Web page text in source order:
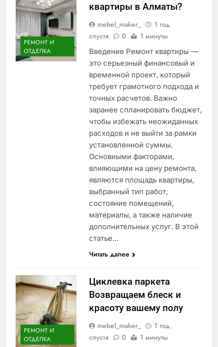
РЕМОНТ И
ОТДЕЛКА
квартиры в Алматы?
mebel_maker_
1 год
спустя
0 1 минуты
Введение Ремонт квартиры —
это серьезный финансовый и
временной проект, который
требует грамотного подхода и
точных расчетов. Важно
заранее спланировать бюджет,
чтобы избежать неожиданных
расходов и не выйти за рамки
установленной суммы.
Основными факторами,
влияющими на цену ремонта,
являются площадь квартиры,
выбранный тип работ,
состояние помещений,
материалы, а также наличие
дополнительных услуг. В этой
статье…
Читать далее
РЕМОНТ И
ОТДЕЛКА
Циклевка паркета
Возвращаем блеск и
красоту вашему полу
mebel_maker_
1 год
спустя
0 1 минуты